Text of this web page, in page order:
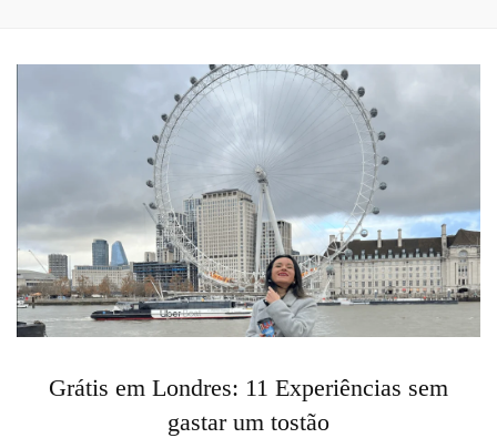
Grátis em Londres: 11 Experiências sem
gastar um tostão